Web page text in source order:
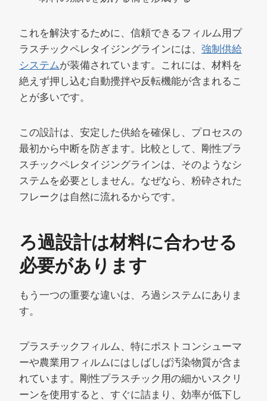
これを解決するために、信頼できるフィルム用プ
ラスチックペレタイジングラインには、 強制供給
システムが装備されています。これには、材料を
絶えず押し込む自動攪拌や反転機能が含まれるこ
とが多いです。
この設計は、安定した供給を確保し、プロセスの
最初から中断を防ぎます。比較として、剛性プラ
スチックペレタイジングラインは、そのようなシ
ステムを必要としません。なぜなら、粉砕された
フレークは自然に流れるからです。
ろ過設計は材料に合わせる
必要があります
もう一つの重要な違いは、ろ過システムにありま
す。
プラスチックフィルム、特にポストコンシューマ
ーや農業用フィルムにはしばしば汚染物質が含ま
れています。剛性プラスチック用の細かいスクリ
ーンを使用すると、すぐに詰まり、効率が低下し